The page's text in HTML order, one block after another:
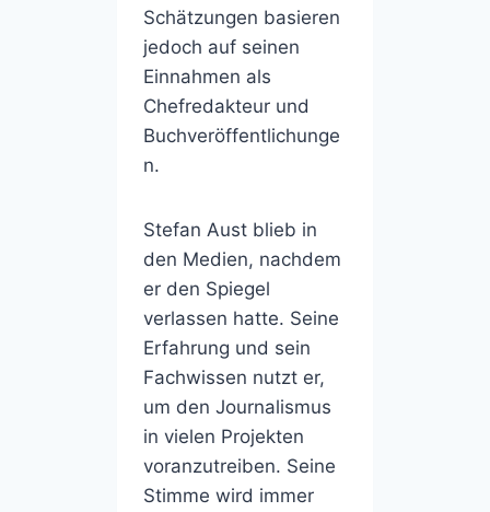
Schätzungen basieren
jedoch auf seinen
Einnahmen als
Chefredakteur und
Buchveröffentlichunge
n.
Stefan Aust blieb in
den Medien, nachdem
er den Spiegel
verlassen hatte. Seine
Erfahrung und sein
Fachwissen nutzt er,
um den Journalismus
in vielen Projekten
voranzutreiben. Seine
Stimme wird immer